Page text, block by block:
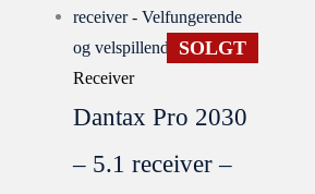
SOLGT
Receiver
Dantax Pro 2030
– 5.1 receiver –